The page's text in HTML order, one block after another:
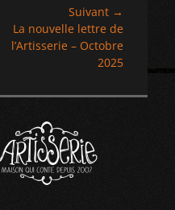
Suivant →
Article
suivant :
La nouvelle lettre de
l’Artisserie – Octobre
2025